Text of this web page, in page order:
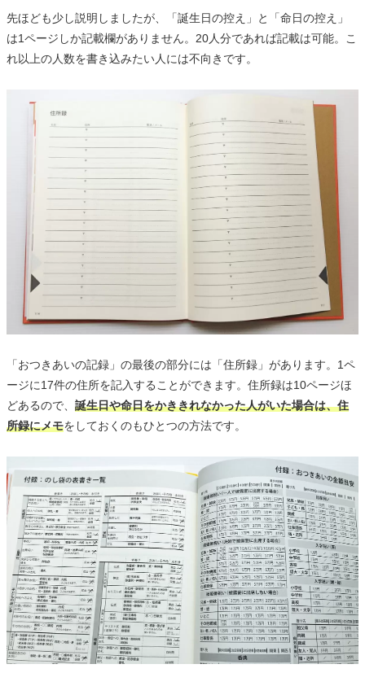
先ほども少し説明しましたが、「誕生日の控え」と「命日の控え」
は1ページしか記載欄がありません。20人分であれば記載は可能。こ
れ以上の人数を書き込みたい人には不向きです。
「おつきあいの記録」の最後の部分には「住所録」があります。1ペ
ージに17件の住所を記入することができます。住所録は10ページほ
どあるので、 誕生日や命日をかききれなかった人がいた場合は、住
所録にメモをしておくのもひとつの方法です。